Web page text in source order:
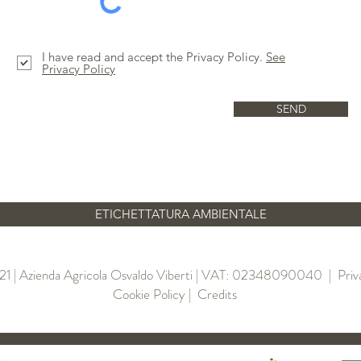
I have read and accept the Privacy Policy. See
Privacy Policy
SEND
| Azienda Agricola Osvaldo Viberti | VAT: 02348090040 |
Cookie Policy | Credits
ETICHETTATURA AMBIENTALE